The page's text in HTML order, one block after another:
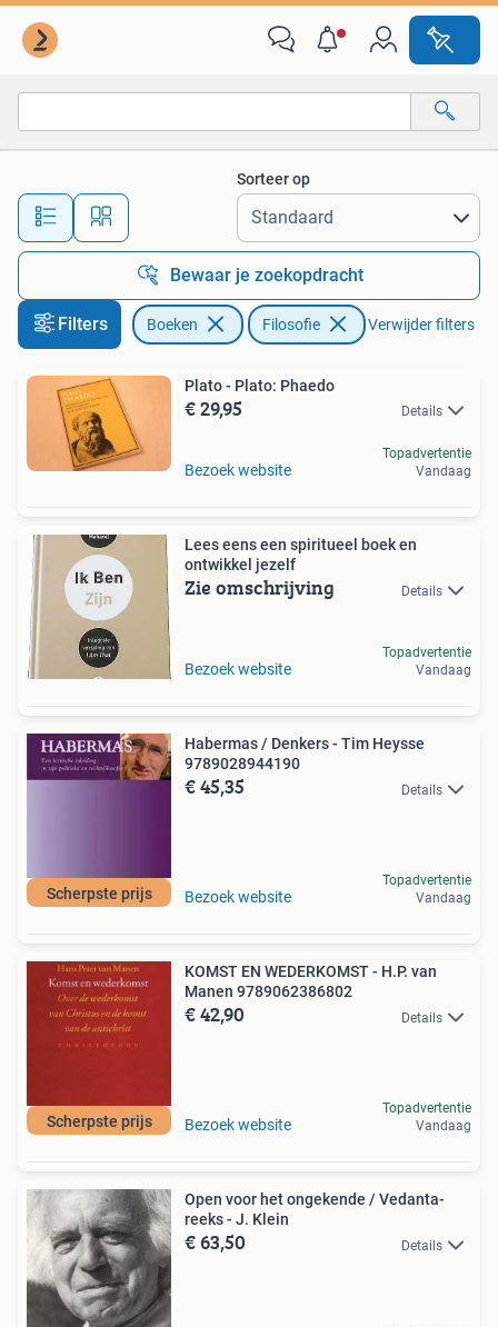
Alle afstanden…
Sorteer op
Bewaar je zoekopdracht
Filters Boeken Filosofie Verwijder filters
Plato - Plato: Phaedo
€ 29,95 Details
Bezoek website
Topadvertentie
Vandaag
Lees eens een spiritueel boek en
ontwikkel jezelf
Zie omschrijving Details
Bezoek website
Topadvertentie
Vandaag
Scherpste prijs
Habermas / Denkers - Tim Heysse
9789028944190
€ 45,35 Details
Bezoek website
Topadvertentie
Vandaag
Scherpste prijs
KOMST EN WEDERKOMST - H.P. van
Manen 9789062386802
€ 42,90 Details
Bezoek website
Topadvertentie
Vandaag
Open voor het ongekende / Vedanta-
reeks - J. Klein
€ 63,50 Details